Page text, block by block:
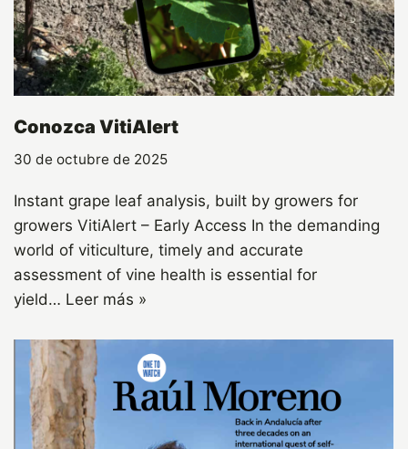
Conozca VitiAlert
30 de octubre de 2025
Instant grape leaf analysis, built by growers for
growers VitiAlert – Early Access In the demanding
world of viticulture, timely and accurate
assessment of vine health is essential for
yield… Leer más »